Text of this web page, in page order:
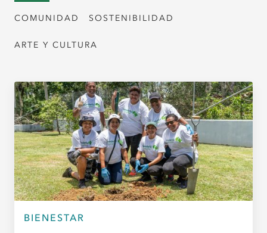
COMUNIDAD SOSTENIBILIDAD
ARTE Y CULTURA
BIENESTAR